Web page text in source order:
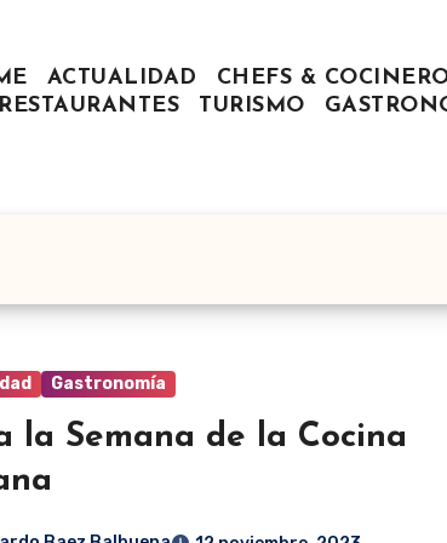
ACTUALIDAD CHEFS &
RESTAURANTES
TURISMO
Gastronomía
la Semana de la Cocina